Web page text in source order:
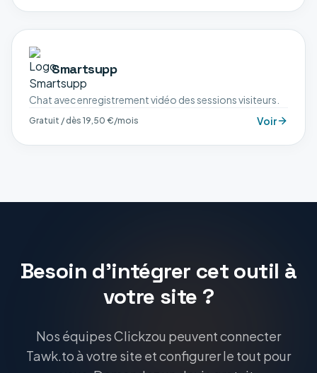
Smartsupp
Chat avec enregistrement vidéo des sessions visiteurs.
Gratuit / dès 19,50 €/mois Voir
Besoin d'intégrer cet outil à
votre site ?
Nos équipes Clickzou peuvent connecter
Tawk.to à votre site et configurer le tout pour